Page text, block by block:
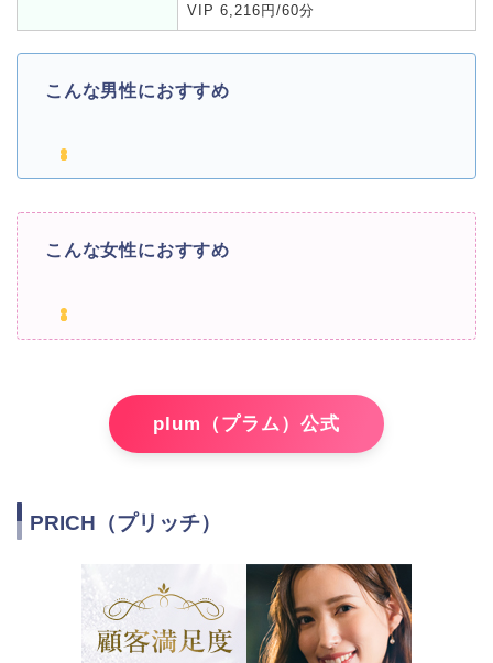
VIP 6,216円/60分
こんな男性におすすめ
こんな女性におすすめ
plum（プラム）公式
PRICH（プリッチ）